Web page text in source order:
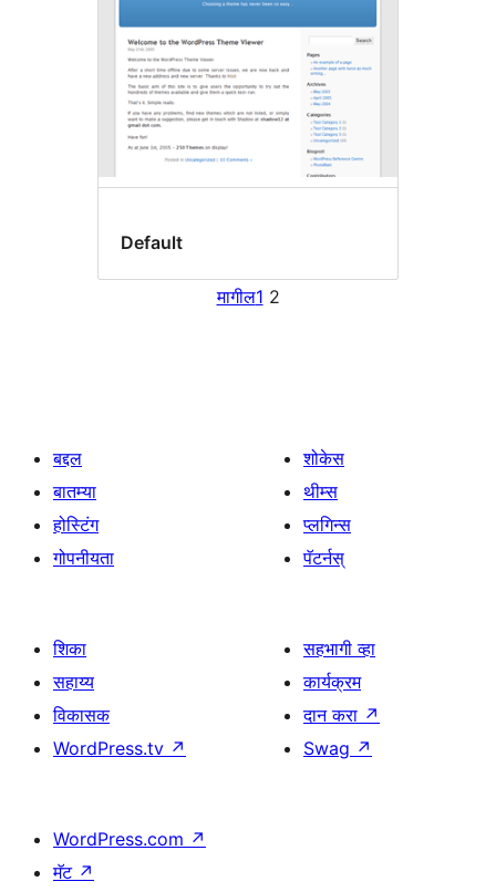
Default
मागील1 2
बद्दल
बातम्या
होस्टिंग
गोपनीयता
शोकेस
थीम्स
प्लगिन्स
पॅटर्नस्
शिका
सहाय्य
विकासक
WordPress.tv ↗
सहभागी व्हा
कार्यक्रम
दान करा ↗
Swag ↗
WordPress.com ↗
मॅट ↗